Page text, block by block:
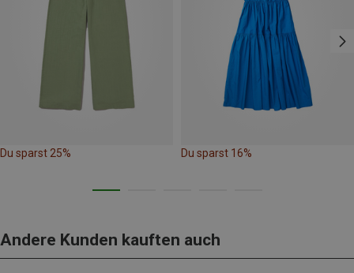
Du sparst 25% Du sparst 16%
Andere Kunden kauften auch